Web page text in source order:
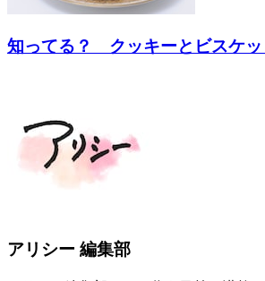
知ってる？ クッキーとビスケッ
アリシー 編集部